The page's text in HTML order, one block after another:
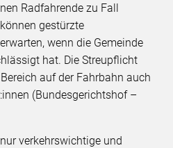
Radfahrende zu Fall
gestürzte
wenn die Gemeinde
hat. Die Streupflicht
auf der Fahrbahn auch
(Bundesgerichtshof –
verkehrswichtige und